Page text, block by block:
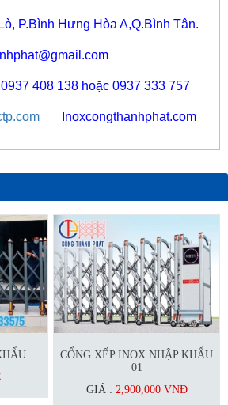
P.Bình Hưng Hòa A,Q.Bình Tân.
0937 408 138 hoặc 0937 333 757
Inoxcongthanhphat.com
CỔNG XẾP INOX NHẬP KHẨU
01
GIÁ : 2,900,000 VNĐ